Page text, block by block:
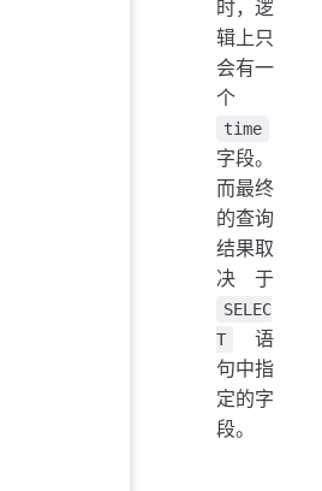
时，逻
辑上只
会有一
个
time
字段。
而最终
的查询
结果取
决于
SELEC
T
语
句中指
定的字
段。